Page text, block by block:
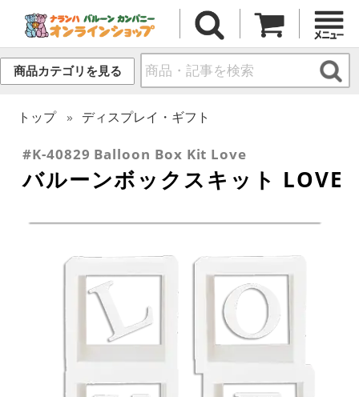
商品カテゴリを見る
トップ ディスプレイ・ギフト
#K-40829 Balloon Box Kit Love
バルーンボックスキット LOVE